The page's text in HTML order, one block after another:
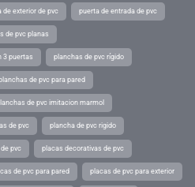
de exterior de pvc puerta de entrada de pvc
de pvc planas
3 puertas planchas de pvc rígido
de pvc para pared
de pvc imitacion marmol
de pvc plancha de pvc rigido
pvc placas decorativas de pvc
de pvc para pared placas de pvc para exterior